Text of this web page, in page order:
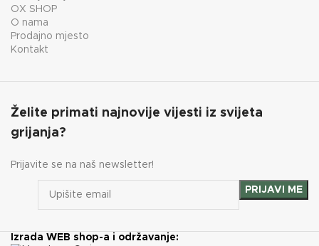
OX SHOP
O nama
Prodajno mjesto
Kontakt
Želite primati najnovije vijesti iz svijeta
grijanja?
Prijavite se na naš newsletter!
Izrada WEB shop-a i održavanje: